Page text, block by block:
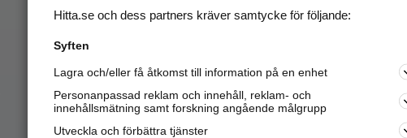
Marknadsför företaget på
nya kunder och
samarbetspartners nära dig.
Läs mer här
Hitta.se och dess partners kräver samtycke för följande:
Syften
Lagra och/eller få åtkomst till information på en enhet
Personanpassad reklam och innehåll, reklam- och
innehållsmätning samt forskning angående målgrupp
Utveckla och förbättra tjänster